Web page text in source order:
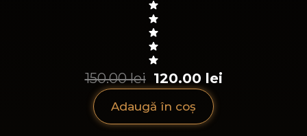
150.00 lei 120.00 lei
Adaugă în coș